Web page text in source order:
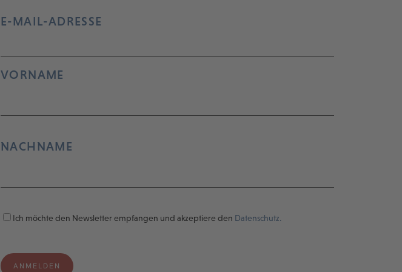
E-MAIL-ADRESSE
VORNAME
NACHNAME
Ich möchte den Newsletter empfangen und akzeptiere den Datenschutz.